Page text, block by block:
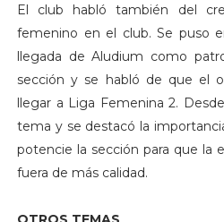
El club habló también del
femenino en el club. Se puso
llegada de Aludium como
sección y se habló de que el
llegar a Liga Femenina 2.
tema y se destacó la
potencie la sección para que la
fuera de más calidad.